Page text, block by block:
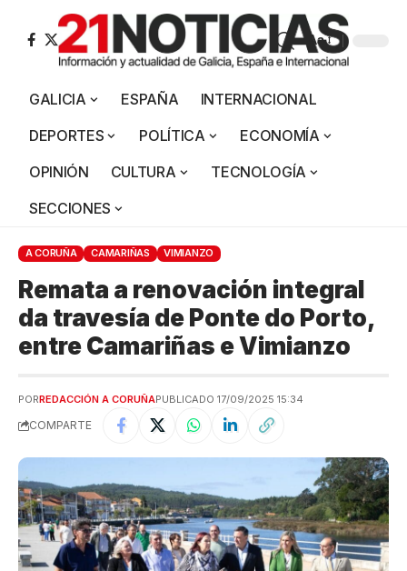
Aa
GALICIA ESPAÑA
INTERNACIONAL
DEPORTES
POLÍTICA
ECONOMÍA
OPINIÓN
CULTURA
TECNOLOGÍA
SECCIONES
A CORUÑA CAMARIÑAS VIMIANZO
Remata a renovación integral
da travesía de Ponte do Porto,
entre Camariñas e Vimianzo
PORREDACCIÓN A CORUÑAPUBLICADO 17/09/2025 15:34
COMPARTE